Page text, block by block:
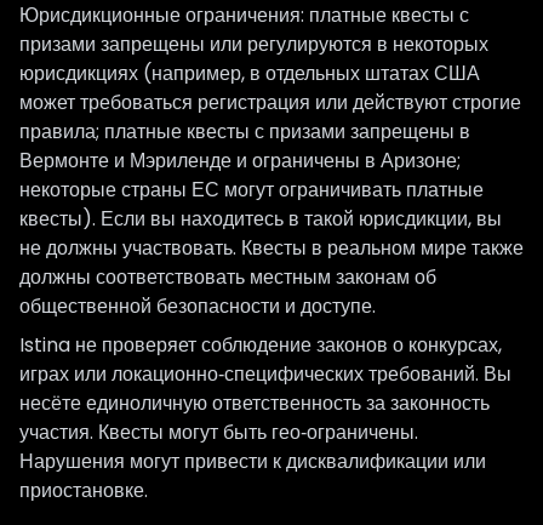
Юрисдикционные ограничения: платные квесты с
призами запрещены или регулируются в некоторых
юрисдикциях (например, в отдельных штатах США
может требоваться регистрация или действуют строгие
правила; платные квесты с призами запрещены в
Вермонте и Мэриленде и ограничены в Аризоне;
некоторые страны ЕС могут ограничивать платные
квесты). Если вы находитесь в такой юрисдикции, вы
не должны участвовать. Квесты в реальном мире также
должны соответствовать местным законам об
общественной безопасности и доступе.
Istina не проверяет соблюдение законов о конкурсах,
играх или локационно‑специфических требований. Вы
несёте единоличную ответственность за законность
участия. Квесты могут быть гео‑ограничены.
Нарушения могут привести к дисквалификации или
приостановке.